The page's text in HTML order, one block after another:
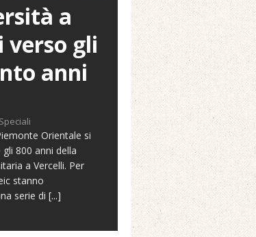
a
verso gli
anni
Orientale si
800 anni della
a Vercelli. Per
stanno
serie di [...]